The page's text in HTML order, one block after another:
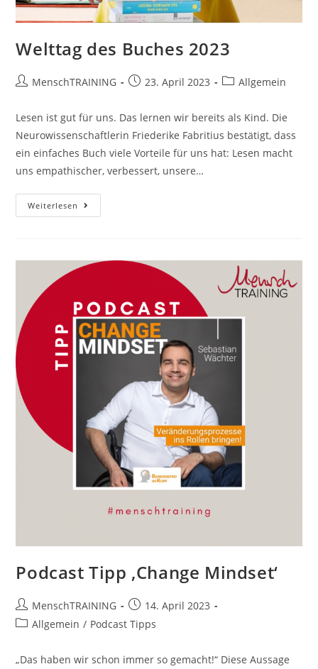
Welttag des Buches 2023
Beitrags-
MenschTRAINING
Beitrag23. April 2023
Beitrags-
Allgemein
Lesen ist gut für uns. Das lernen wir bereits als Kind. Die
Neurowissenschaftlerin Friederike Fabritius bestätigt, dass
ein einfaches Buch viele Vorteile für uns hat: Lesen macht
uns empathischer, verbessert, unsere…
Weiterlesen Welttag
Des
Podcast Tipp ‚Change Mindset‘
Beitrags-
Autor:
MenschTRAINING
Beitrag
veröffentlicht:
14. April 2023
Beitrags-
Allgemein / Podcast Tipps
„Das haben wir schon immer so gemacht!“ Diese Aussage